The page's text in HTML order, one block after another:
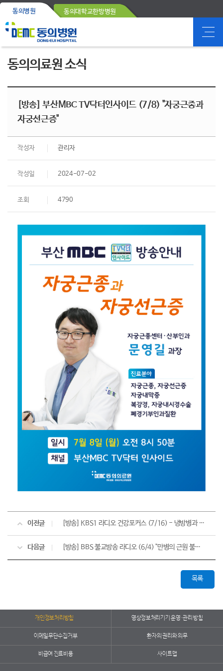
동의병원 동의대학교한방병원
동의의료원 소식
[방송] 부산MBC TV닥터인사이드 (7/8) "자궁근종과
자궁선근증"
작성자 관리자
작성일 2024-07-02
조회 4790
이전글 [방송] KBS1 라디오 건강포커스 (7/16) - 냉방병과 여름철 건강관리
다음글 [방송] BBS 불교방송 라디오 (6/4) "만병의 근원 불면증, 한의학으로 치료하기"
목록
개인정보처리방침 영상정보처리기기 운영·관리 방침
이메일무단수집거부 환자의 권리와 의무
비급여 진료비용 사이트맵